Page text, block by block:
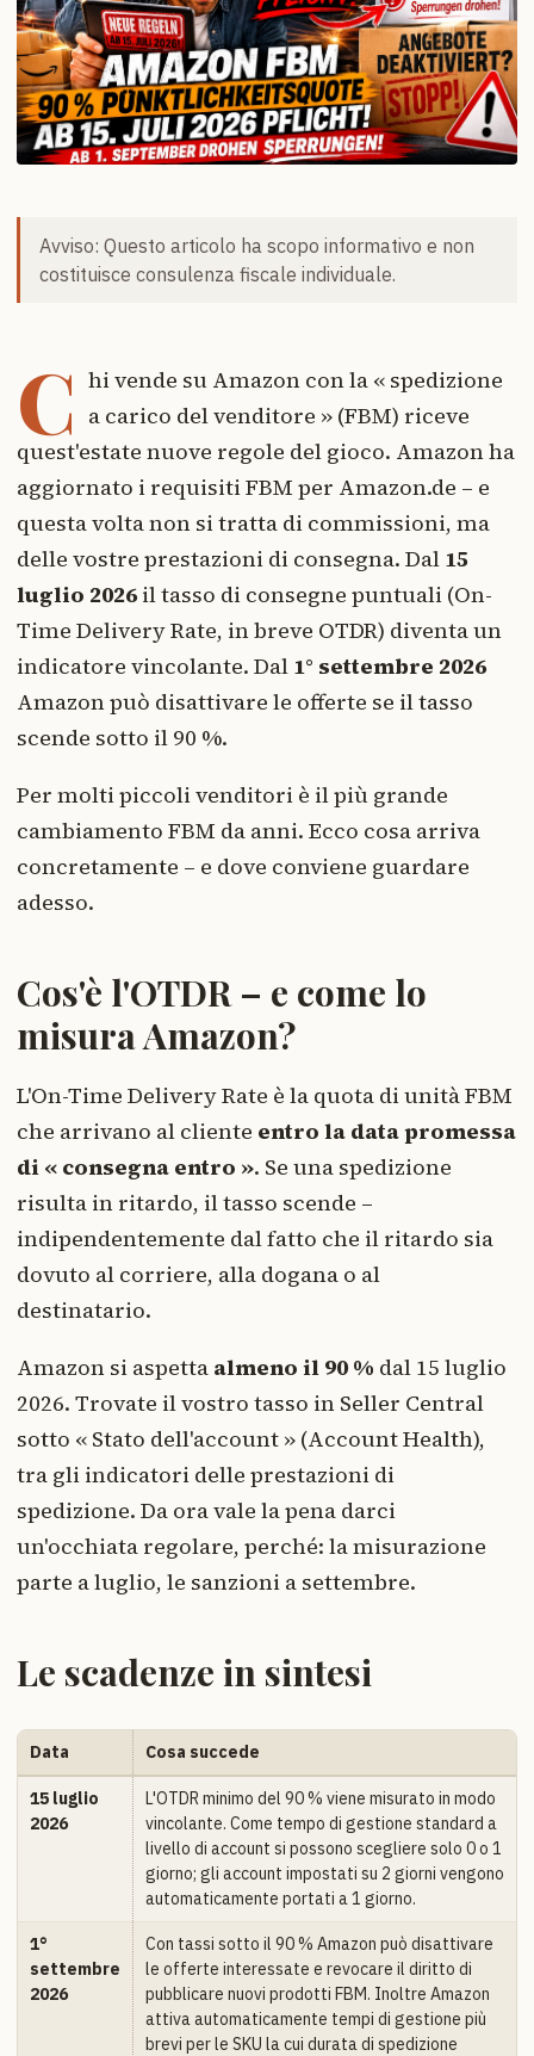
Avviso: Questo articolo ha scopo informativo e non
costituisce consulenza fiscale individuale.
C hi vende su Amazon con la « spedizione
a carico del venditore » (FBM) riceve
quest'estate nuove regole del gioco. Amazon ha
aggiornato i requisiti FBM per Amazon.de – e
questa volta non si tratta di commissioni, ma
delle vostre prestazioni di consegna. Dal 15
luglio 2026 il tasso di consegne puntuali (On-
Time Delivery Rate, in breve OTDR) diventa un
indicatore vincolante. Dal 1° settembre 2026
Amazon può disattivare le offerte se il tasso
scende sotto il 90 %.
Per molti piccoli venditori è il più grande
cambiamento FBM da anni. Ecco cosa arriva
concretamente – e dove conviene guardare
adesso.
Cos'è l'OTDR – e come lo
misura Amazon?
L'On-Time Delivery Rate è la quota di unità FBM
che arrivano al cliente entro la data promessa
di « consegna entro ». Se una spedizione
risulta in ritardo, il tasso scende –
indipendentemente dal fatto che il ritardo sia
dovuto al corriere, alla dogana o al
destinatario.
Amazon si aspetta almeno il 90 % dal 15 luglio
2026. Trovate il vostro tasso in Seller Central
sotto « Stato dell'account » (Account Health),
tra gli indicatori delle prestazioni di
spedizione. Da ora vale la pena darci
un'occhiata regolare, perché: la misurazione
parte a luglio, le sanzioni a settembre.
Le scadenze in sintesi
Data Cosa succede
15 luglio
2026
L'OTDR minimo del 90 % viene misurato in modo
vincolante. Come tempo di gestione standard a
livello di account si possono scegliere solo 0 o 1
giorno; gli account impostati su 2 giorni vengono
automaticamente portati a 1 giorno.
1°
settembre
2026
Con tassi sotto il 90 % Amazon può disattivare
le offerte interessate e revocare il diritto di
pubblicare nuovi prodotti FBM. Inoltre Amazon
attiva automaticamente tempi di gestione più
brevi per le SKU la cui durata di spedizione